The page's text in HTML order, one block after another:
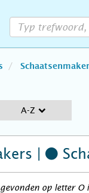
A-Z
|
op letter